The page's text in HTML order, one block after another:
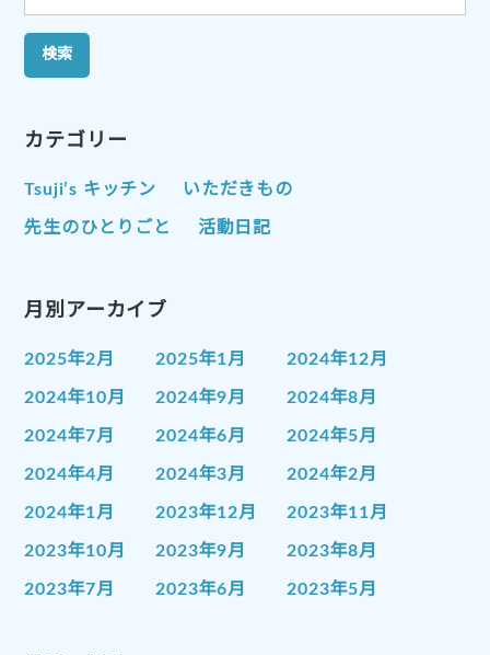
索:
カテゴリー
Tsuji’s キッチン いただきもの
先生のひとりごと 活動日記
月別アーカイブ
2025年2月 2025年1月 2024年12月
2024年10月 2024年9月 2024年8月
2024年7月 2024年6月 2024年5月
2024年4月 2024年3月 2024年2月
2024年1月 2023年12月 2023年11月
2023年10月 2023年9月 2023年8月
2023年7月 2023年6月 2023年5月